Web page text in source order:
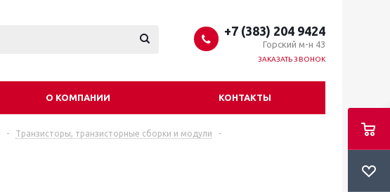
+7 (383) 204 9424
Горский м-н 43
ЗАКАЗАТЬ ЗВОНОК
О КОМПАНИИ КОНТАКТЫ
- Транзисторы, транзисторные сборки и модули
-